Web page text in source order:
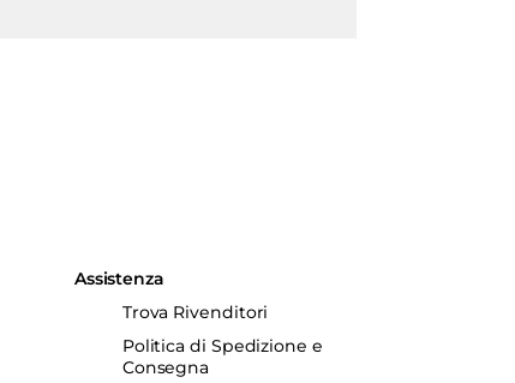
Assistenza
Trova Rivenditori
Politica di Spedizione e
Consegna